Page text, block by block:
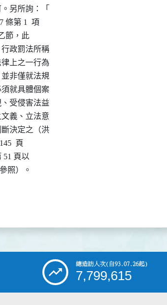
。另所詢：「
條第 1  項
乙節，此
行政罰法所稱
律上之一行為
並非僅就法規
須就具體個案
、受侵害法益
文義、立法意
斷決定之（洪
頁
51 頁以
參照）。
總造訪人次(自93.07.26起)
7,799,615